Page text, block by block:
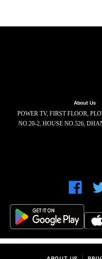
About Us
POWER TV, FIRST FLOOR,
NO.20-2, HOUSE NO.526,